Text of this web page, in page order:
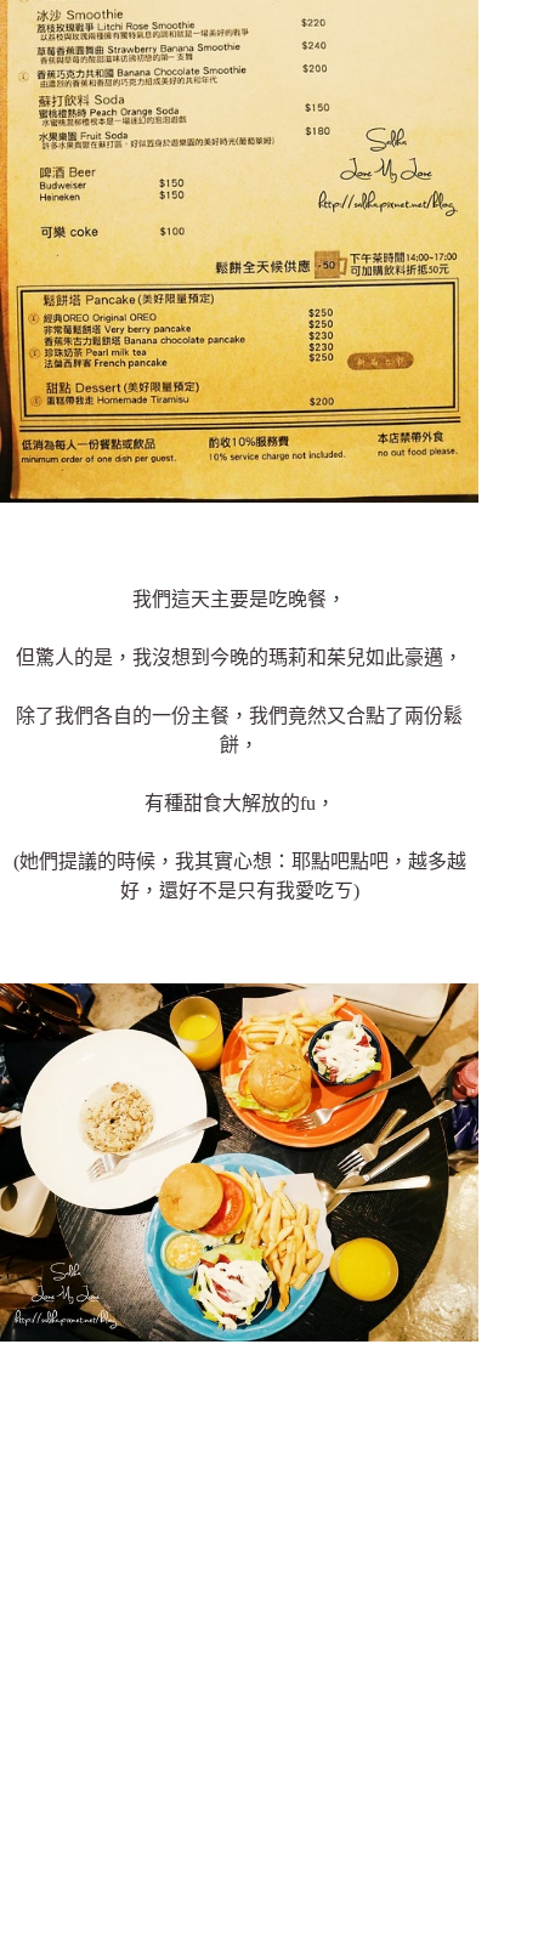
我們這天主要是吃晚餐，
但驚人的是，我沒想到今晚的瑪莉和茱兒如此豪邁，
除了我們各自的一份主餐，我們竟然又合點了兩份鬆
餅，
有種甜食大解放的fu，
(她們提議的時候，我其實心想：耶點吧點吧，越多越
好，還好不是只有我愛吃ㄎ)